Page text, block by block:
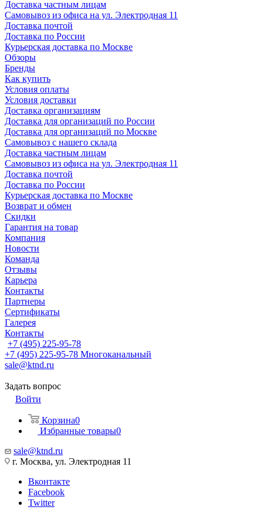
Доставка частным лицам
Самовывоз из офиса на ул. Электродная 11
Доставка почтой
Доставка по России
Курьерская доставка по Москве
Обзоры
Бренды
Как купить
Условия оплаты
Условия доставки
Доставка организациям
Доставка для организаций по России
Доставка для организаций по Москве
Самовывоз с нашего склада
Доставка частным лицам
Самовывоз из офиса на ул. Электродная 11
Доставка почтой
Доставка по России
Курьерская доставка по Москве
Возврат и обмен
Скидки
Гарантия на товар
Компания
Новости
Команда
Отзывы
Карьера
Контакты
Партнеры
Сертификаты
Галерея
Контакты
+7 (495) 225-95-78
+7 (495) 225-95-78 Многоканальный
sale@ktnd.ru
Задать вопрос
Войти
Корзина0
Избранные товары0
sale@ktnd.ru
г. Москва, ул. Электродная 11
Вконтакте
Facebook
Twitter